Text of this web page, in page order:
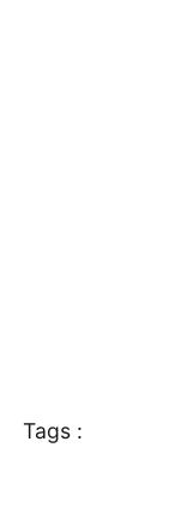
Tags :